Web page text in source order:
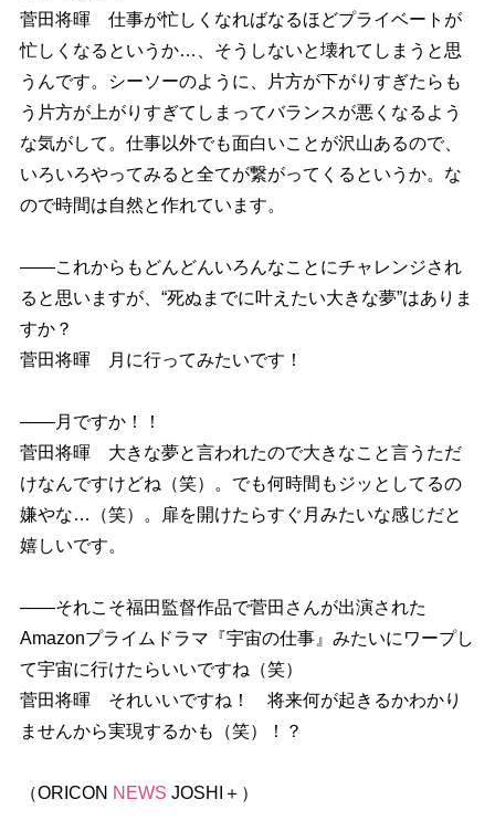
菅田将暉 仕事が忙しくなればなるほどプライベートが
忙しくなるというか…、そうしないと壊れてしまうと思
うんです。シーソーのように、片方が下がりすぎたらも
う片方が上がりすぎてしまってバランスが悪くなるよう
な気がして。仕事以外でも面白いことが沢山あるので、
いろいろやってみると全てが繋がってくるというか。な
ので時間は自然と作れています。
――これからもどんどんいろんなことにチャレンジされ
ると思いますが、“死ぬまでに叶えたい大きな夢”はありま
すか？
菅田将暉 月に行ってみたいです！
――月ですか！！
菅田将暉 大きな夢と言われたので大きなこと言うただ
けなんですけどね（笑）。でも何時間もジッとしてるの
嫌やな…（笑）。扉を開けたらすぐ月みたいな感じだと
嬉しいです。
――それこそ福田監督作品で菅田さんが出演された
Amazonプライムドラマ『宇宙の仕事』みたいにワープし
て宇宙に行けたらいいですね（笑）
菅田将暉 それいいですね！ 将来何が起きるかわかり
ませんから実現するかも（笑）！？
（ORICON NEWS JOSHI＋）